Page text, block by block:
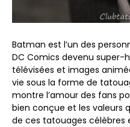
Batman est l’un des
DC Comics devenu super-
télévisées et images
vie sous la forme de
montre l’amour des fans
bien conçue et les valeurs
de ces tatouages ​​célèbres